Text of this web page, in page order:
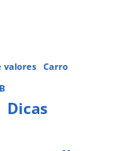
valores
Carro
Dicas